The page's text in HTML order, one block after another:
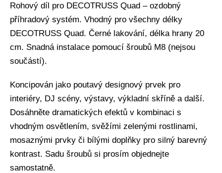
Rohový díl pro DECOTRUSS Quad – ozdobný
příhradový systém. Vhodný pro všechny délky
DECOTRUSS Quad. Černé lakování, délka hrany 20
cm. Snadná instalace pomoucí šroubů M8 (nejsou
součástí).
Koncipován jako poutavý designový prvek pro
interiéry, DJ scény, výstavy, výkladní skříně a další.
Dosáhněte dramatických efektů v kombinaci s
vhodným osvětlením, svěžími zelenými rostlinami,
mosaznými prvky či bílými doplňky pro silný barevný
kontrast. Sadu šroubů si prosím objednejte
samostatně.